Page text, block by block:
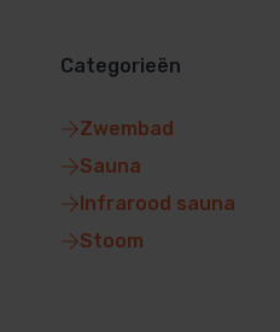
Categorieën
Zwembad
Sauna
Infrarood sauna
Stoom